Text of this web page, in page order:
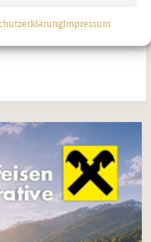
Impressum